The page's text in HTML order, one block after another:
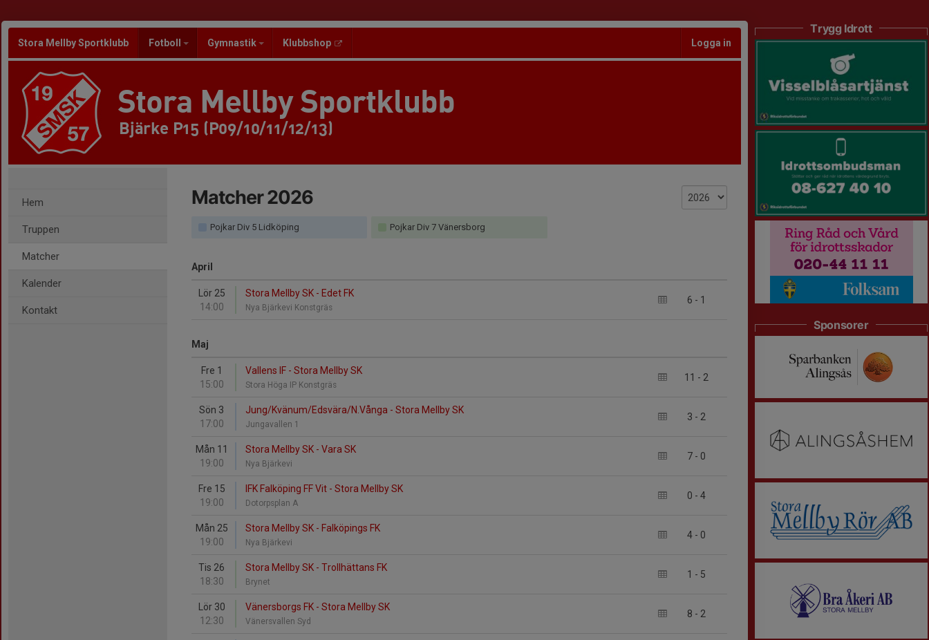
Stora Mellby Sportklubb Fotboll Gymnastik Klubbshop Logga in
Stora Mellby Sportklubb
Bjärke P15 (P09/10/11/12/13)
Hem
Truppen
Matcher
Kalender
Kontakt
Matcher 2026
Pojkar Div 5 Lidköping Pojkar Div 7 Vänersborg
April
Lör 25
14:00
6 - 1
Stora Mellby SK - Edet FK
Nya Bjärkevi Konstgräs
Maj
Fre 1
15:00
11 - 2
Vallens IF - Stora Mellby SK
Stora Höga IP Konstgräs
Sön 3
17:00
3 - 2
Jung/Kvänum/Edsvära/N.Vånga - Stora Mellby SK
Jungavallen 1
Mån 11
19:00
7 - 0
Stora Mellby SK - Vara SK
Nya Bjärkevi
Fre 15
19:00
0 - 4
IFK Falköping FF Vit - Stora Mellby SK
Dotorpsplan A
Mån 25
19:00
4 - 0
Stora Mellby SK - Falköpings FK
Nya Bjärkevi
Tis 26
18:30
1 - 5
Stora Mellby SK - Trollhättans FK
Brynet
Lör 30
12:30
8 - 2
Vänersborgs FK - Stora Mellby SK
Vänersvallen Syd
Trygg Idrott
Sponsorer